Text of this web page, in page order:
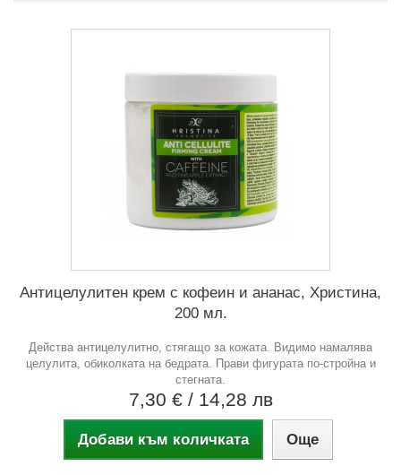
Антицелулитен крем с кофеин и ананас, Христина,
200 мл.
Действа антицелулитно, стягащо за кожата. Видимо намалява
целулита, обиколката на бедрата. Прави фигурата по-стройна и
стегната.
7,30 € / 14,28 лв
Добави към количката Още